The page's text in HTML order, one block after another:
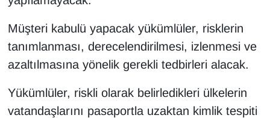
Müşteri kabulü yapacak yükümlüler, risklerin
tanımlanması, derecelendirilmesi, izlenmesi ve
azaltılmasına yönelik gerekli tedbirleri alacak.
Yükümlüler, riskli olarak belirledikleri ülkelerin
vatandaşlarını pasaportla uzaktan kimlik tespiti